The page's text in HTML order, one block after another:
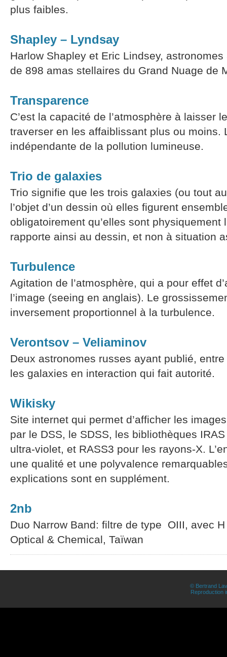
plus faibles.
Shapley – Lyndsay
Harlow Shapley et Eric Lindsey, astronomes
de 898 amas stellaires du Grand Nuage de
Transparence
C’est la capacité de l’atmosphère à laisser
traverser en les affaiblissant plus ou moins.
indépendante de la pollution lumineuse.
Trio de galaxies
Trio signifie que les trois galaxies (ou tout
l’objet d’un dessin où elles figurent
obligatoirement qu’elles sont physiquement
rapporte ainsi au dessin, et non à situation
Turbulence
Agitation de l’atmosphère, qui a pour effet
l’image (seeing en anglais). Le
inversement proportionnel à la turbulence.
Verontsov – Veliaminov
Deux astronomes russes ayant publié,
les galaxies en interaction qui fait autorité.
Wikisky
Site internet qui permet d’afficher les
par le DSS, le SDSS, les bibliothèques
ultra-violet, et RASS3 pour les rayons-X.
une qualité et une polyvalence
explications sont en supplément.
2nb
Duo Narrow Band: filtre de type OIII, avec
Optical & Chemical, Taïwan
© Bertrand
Reproduction